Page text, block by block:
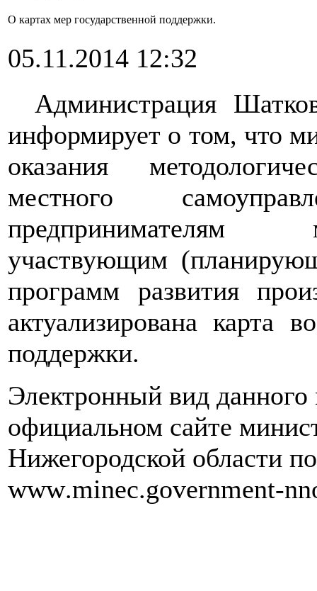
О картах мер государственной поддержки.
05.11.2014 12:32
Администрация
информирует о том, что
оказания
местного
предпринимателям
участвующим
программ развития
актуализирована карта
поддержки.
Электронный вид
официальном сайте
Нижегородской области
www.minec.government-